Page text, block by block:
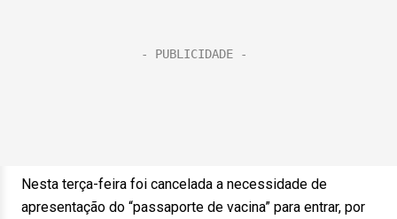
Nesta terça-feira foi cancelada a necessidade de
apresentação do “passaporte de vacina” para entrar, por